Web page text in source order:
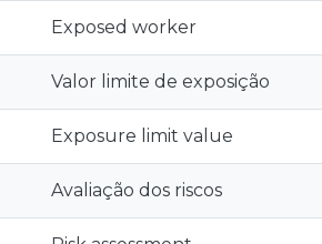
Exposed worker
Valor limite de exposição
Exposure limit value
Avaliação dos riscos